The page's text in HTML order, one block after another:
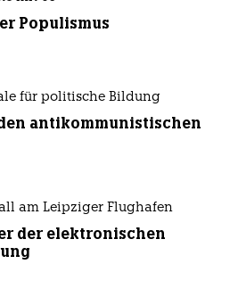
Populismus
für politische Bildung
antikommunistischen
am Leipziger Flughafen
der elektronischen